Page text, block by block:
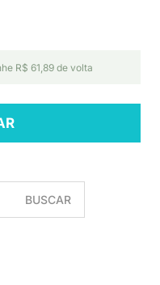
R$ 61,89 de volta
BUSCAR